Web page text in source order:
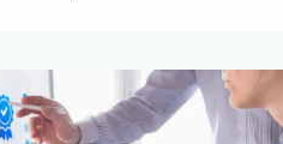
kurzfristige Entlastung.
des European Green Deal
haben Unternehmen weltweit